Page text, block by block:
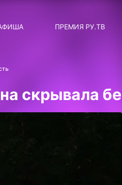
ПРЕМИЯ РУ.ТВ
скрывала